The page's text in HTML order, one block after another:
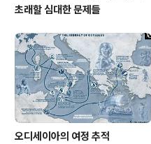
초래할 심대한 문제들
오디세이아의 여정 추적